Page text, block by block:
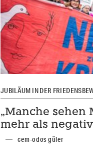
JUBILÄUM IN DER
„Manche
mehr als
cem-odos güler